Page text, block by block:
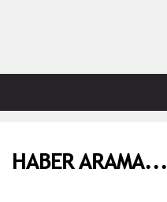
HABER ARAMA...